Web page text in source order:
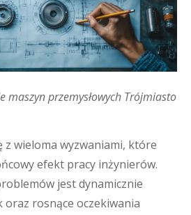
maszyn przemysłowych Trójmiasto
z wieloma wyzwaniami, które
efekt pracy inżynierów.
jest dynamicznie
oraz rosnące oczekiwania